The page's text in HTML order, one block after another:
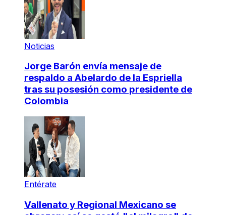
Noticias
Jorge Barón envía mensaje de
respaldo a Abelardo de la Espriella
tras su posesión como presidente de
Colombia
Entérate
Vallenato y Regional Mexicano se